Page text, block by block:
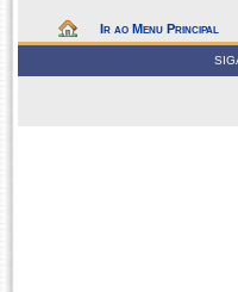
Ir ao Menu Principal